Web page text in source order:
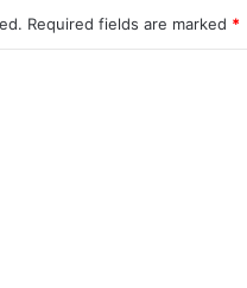
Required fields are marked *